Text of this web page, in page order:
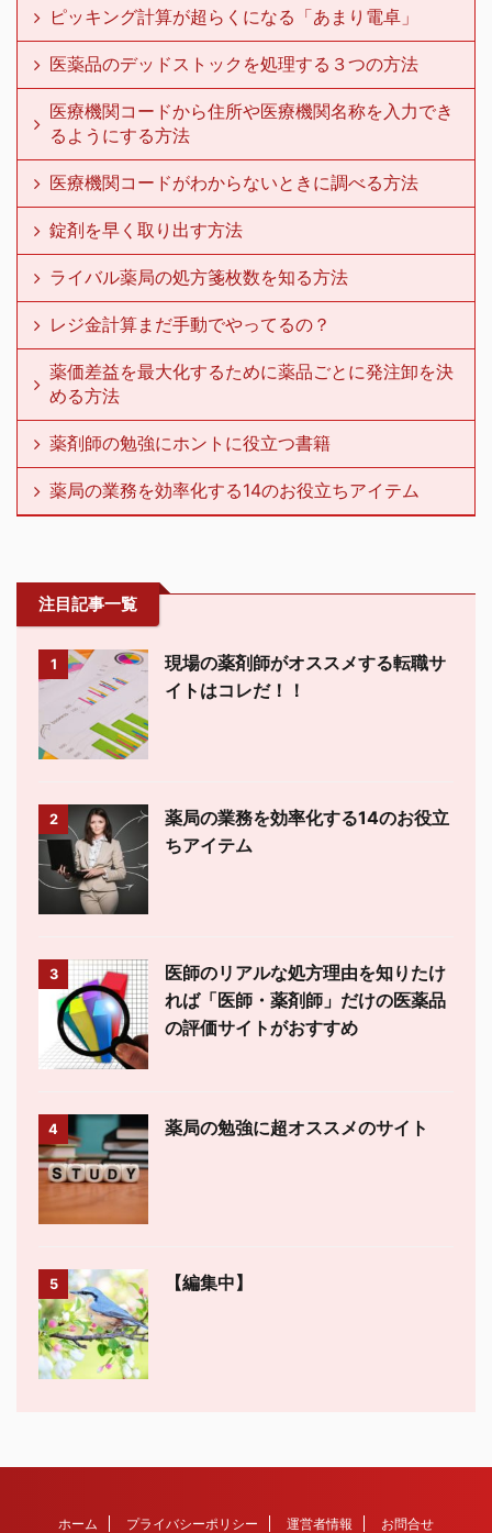
ピッキング計算が超らくになる「あまり電卓」
医薬品のデッドストックを処理する３つの方法
医療機関コードから住所や医療機関名称を入力でき
るようにする方法
医療機関コードがわからないときに調べる方法
錠剤を早く取り出す方法
ライバル薬局の処方箋枚数を知る方法
レジ金計算まだ手動でやってるの？
薬価差益を最大化するために薬品ごとに発注卸を決
める方法
薬剤師の勉強にホントに役立つ書籍
薬局の業務を効率化する14のお役立ちアイテム
注目記事一覧
1
現場の薬剤師がオススメする転職サ
イトはコレだ！！
2
薬局の業務を効率化する14のお役立
ちアイテム
3
医師のリアルな処方理由を知りたけ
れば「医師・薬剤師」だけの医薬品
の評価サイトがおすすめ
4 薬局の勉強に超オススメのサイト
5 【編集中】
ホーム プライバシーポリシー 運営者情報 お問合せ